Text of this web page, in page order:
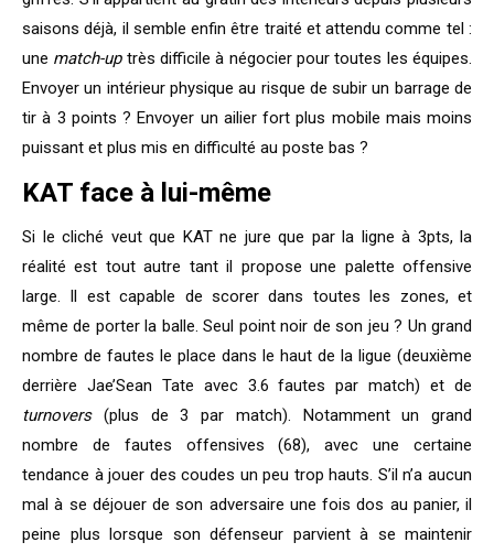
saisons déjà, il semble enfin être traité et attendu comme tel :
une match-uptrès difficile à négocier pour toutes les équipes.
Envoyer un intérieur physique au risque de subir un barrage de
tir à 3 points ? Envoyer un ailier fort plus mobile mais moins
puissant et plus mis en difficulté au poste bas ?
KAT face à lui-même
Si le cliché veut que KAT ne jure que par la ligne à 3pts, la
réalité est tout autre tant il propose une palette offensive
large. Il est capable de scorer dans toutes les zones, et
même de porter la balle. Seul point noir de son jeu ? Un grand
nombre de fautes le place dans le haut de la ligue (deuxième
derrière Jae’Sean Tate avec 3.6 fautes par match) et de
turnovers(plus de 3 par match). Notamment un grand
nombre de fautes offensives (68), avec une certaine
tendance à jouer des coudes un peu trop hauts. S’il n’a aucun
mal à se déjouer de son adversaire une fois dos au panier, il
peine plus lorsque son défenseur parvient à se maintenir